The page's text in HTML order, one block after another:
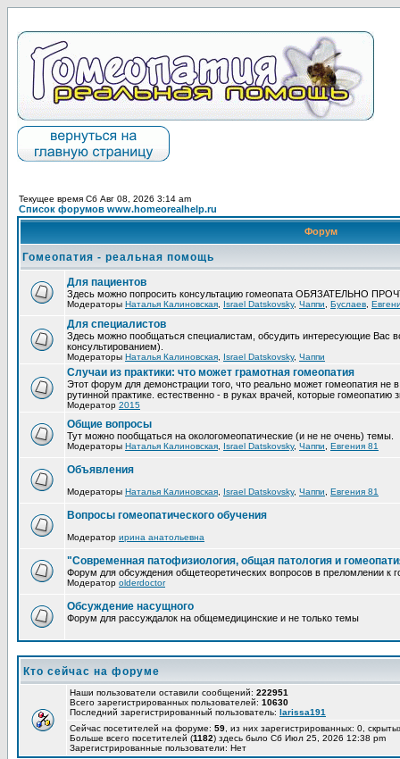
Текущее время Сб Авг 08, 2026 3:14 am
Список форумов www.homeorealhelp.ru
Форум
Гомеопатия - реальная помощь
Для пациентов
Здесь можно попросить консультацию гомеопата ОБЯЗАТЕЛЬНО
Модераторы Наталья Калиновская Israel Datskovsky, Чаппи Буслаев
Для специалистов
Здесь можно пообщаться специалистам, обсудить интересующие Вас
консультированием).
Модераторы Наталья Калиновская Israel Datskovsky, Чаппи
Случаи из практики: что может грамотная гомеопатия
Этот форум для демонстрации того, что реально может гомеопатия не
рутинной практике. естественно - в руках врачей, которые гомеопатию
Модератор 2015
Общие вопросы
Тут можно пообщаться на окологомеопатические (и не не очень) темы.
Модераторы Наталья Калиновская Israel Datskovsky, Чаппи Евгения 81
Объявления
Модераторы Наталья Калиновская Israel Datskovsky, Чаппи Евгения 81
Вопросы гомеопатического обучения
Модератор ирина анатольевна
"Современная патофизиология, общая патология и
Форум для обсуждения общетеоретических вопросов в преломлении к
Модератор olderdoctor
Обсуждение насущного
Форум для рассуждалок на общемедицинские и не только темы
Кто сейчас на форуме
Наши пользователи оставили сообщений: 222951
Всего зарегистрированных пользователей: 10630
Последний зарегистрированный пользователь: larissa191
Сейчас посетителей на форуме: 59 , из них зарегистрированных: 0,
Больше всего посетителей (1182) здесь было Сб Июл 25, 2026 12:38 pm
Зарегистрированные пользователи: Нет